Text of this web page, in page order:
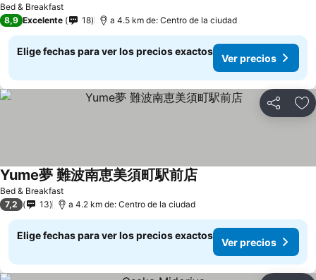
Bed & Breakfast
8,9 Excelente 18 a 4.5 km de: Centro de la ciudad
Elige fechas para ver los precios exactos
Ver precios
Compartir
Bed & Breakfast
Yume夢 難波南恵美須町駅前店
7,2 13 a 4.2 km de: Centro de la ciudad
Elige fechas para ver los precios exactos
Ver precios